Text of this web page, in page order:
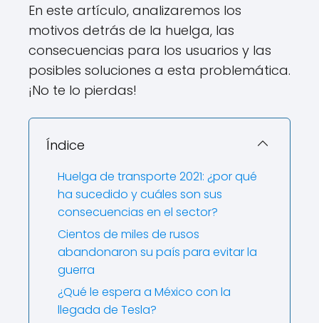
En este artículo, analizaremos los
motivos detrás de la huelga, las
consecuencias para los usuarios y las
posibles soluciones a esta problemática.
¡No te lo pierdas!
Índice
Huelga de transporte 2021: ¿por qué
ha sucedido y cuáles son sus
consecuencias en el sector?
Cientos de miles de rusos
abandonaron su país para evitar la
guerra
¿Qué le espera a México con la
llegada de Tesla?